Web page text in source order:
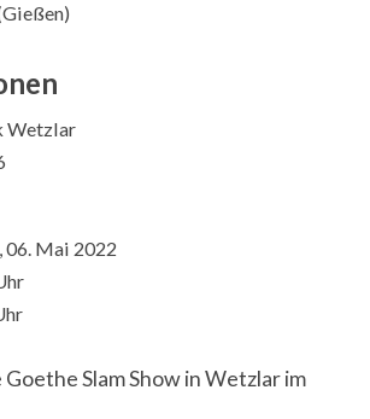
Wetzlar
06. Mai 2022
Slam Show in Wetzlar im